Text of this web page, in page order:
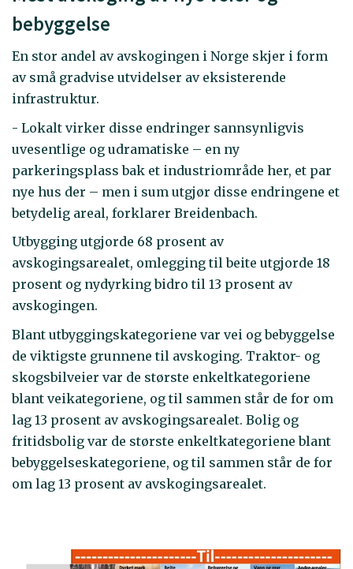
bebyggelse
En stor andel av avskogingen i Norge skjer i form
av små gradvise utvidelser av eksisterende
infrastruktur.
- Lokalt virker disse endringer sannsynligvis
uvesentlige og udramatiske – en ny
parkeringsplass bak et industriområde her, et par
nye hus der – men i sum utgjør disse endringene et
betydelig areal, forklarer Breidenbach.
Utbygging utgjorde 68 prosent av
avskogingsarealet, omlegging til beite utgjorde 18
prosent og nydyrking bidro til 13 prosent av
avskogingen.
Blant utbyggingskategoriene var vei og bebyggelse
de viktigste grunnene til avskoging. Traktor- og
skogsbilveier var de største enkeltkategoriene
blant veikategoriene, og til sammen står de for om
lag 13 prosent av avskogingsarealet. Bolig og
fritidsbolig var de største enkeltkategoriene blant
bebyggelseskategoriene, og til sammen står de for
om lag 13 prosent av avskogingsarealet.